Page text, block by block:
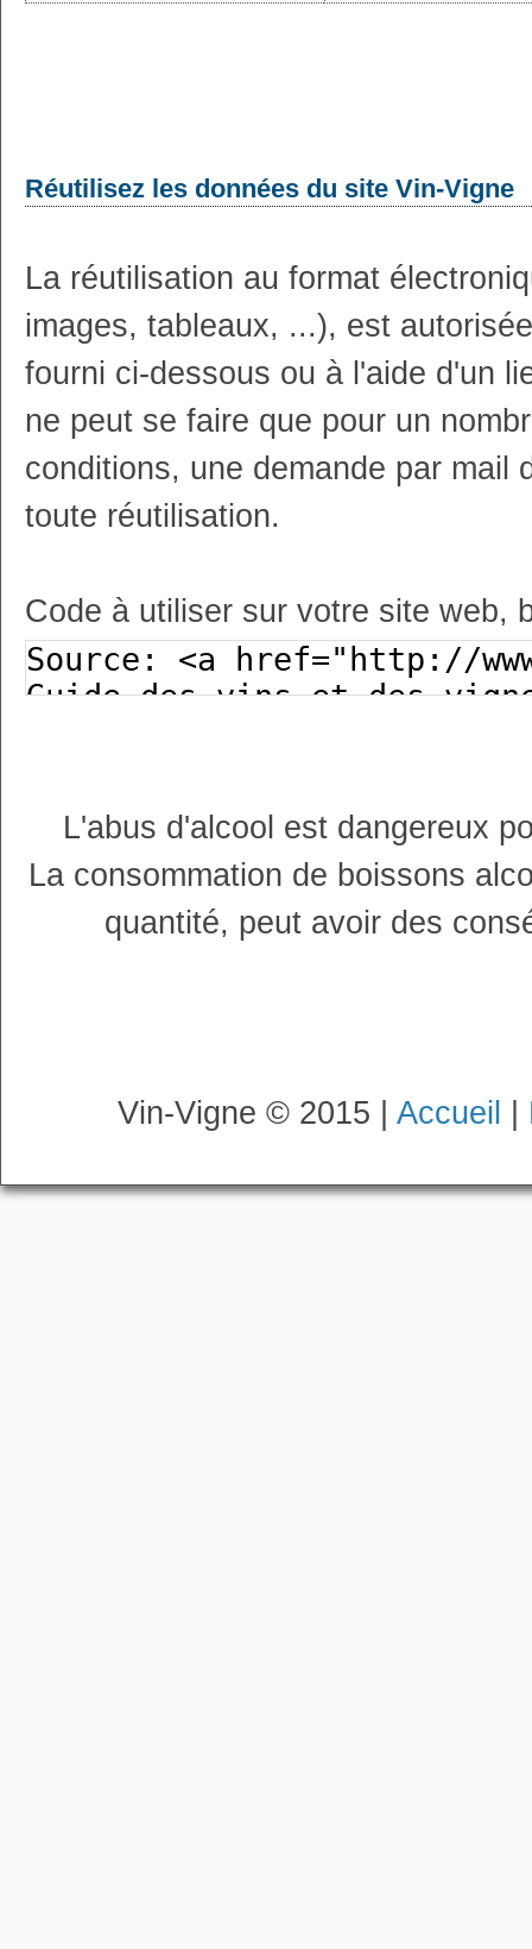
Réutilisez les données du site Vin-Vigne
La réutilisation au format
images, tableaux, ...), est
fourni ci-dessous ou à l'aide d'un
ne peut se faire que pour un
conditions, une demande par mail
toute réutilisation.
Code à utiliser sur votre site web,
L'abus d'alcool est dangereux
La consommation de boissons
quantité, peut avoir des
Vin-Vigne © 2015 | Accueil